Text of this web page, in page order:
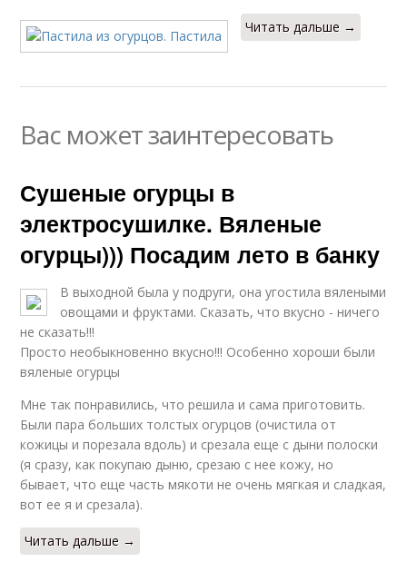
Читать дальше →
Вас может заинтересовать
Сушеные огурцы в
электросушилке. Вяленые
огурцы))) Посадим лето в банку
В выходной была у подруги, она угостила вялеными
овощами и фруктами. Сказать, что вкусно - ничего
не сказать!!!
Просто необыкновенно вкусно!!! Особенно хороши были
вяленые огурцы
Мне так понравились, что решила и сама приготовить.
Были пара больших толстых огурцов (очистила от
кожицы и порезала вдоль) и срезала еще с дыни полоски
(я сразу, как покупаю дыню, срезаю с нее кожу, но
бывает, что еще часть мякоти не очень мягкая и сладкая,
вот ее я и срезала).
Читать дальше →